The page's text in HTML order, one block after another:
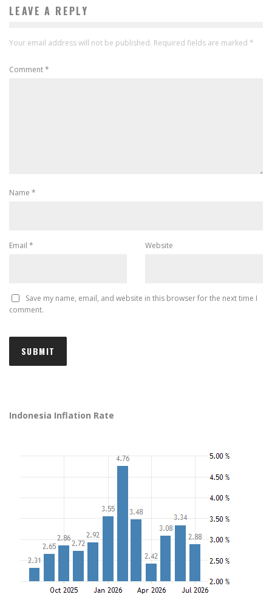
LEAVE A REPLY
Your email address will not be published. Required fields are marked *
Comment*
Name *
Email * Website
Save my name, email, and website in this browser for the next time I
comment.
Indonesia Inflation Rate